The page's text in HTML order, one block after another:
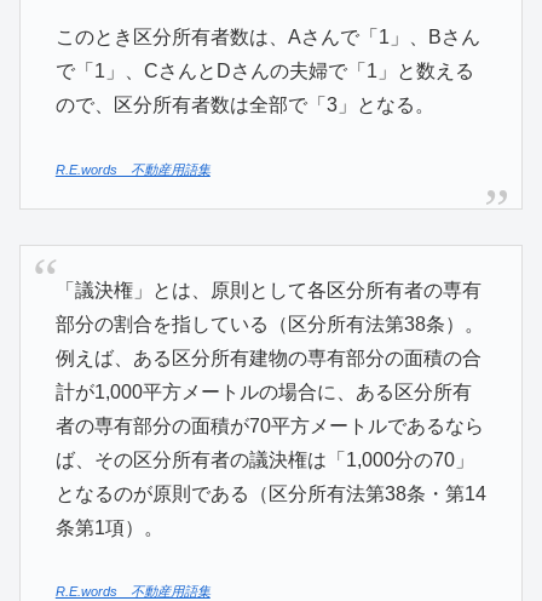
このとき区分所有者数は、Aさんで「1」、Bさん
で「1」、CさんとDさんの夫婦で「1」と数える
ので、区分所有者数は全部で「3」となる。
R.E.words 不動産用語集
「議決権」とは、原則として各区分所有者の専有
部分の割合を指している（区分所有法第38条）。
例えば、ある区分所有建物の専有部分の面積の合
計が1,000平方メートルの場合に、ある区分所有
者の専有部分の面積が70平方メートルであるなら
ば、その区分所有者の議決権は「1,000分の70」
となるのが原則である（区分所有法第38条・第14
条第1項）。
R.E.words 不動産用語集